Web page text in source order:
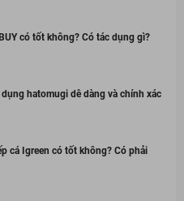
có tốt không? Có tác dụng gì?
hatomugi dễ dàng và chính xác
cá Igreen có tốt không? Có phải